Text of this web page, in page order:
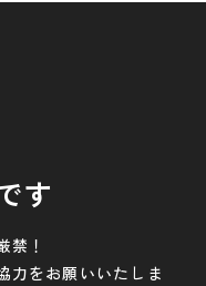
す
禁！
力をお願いいたしま